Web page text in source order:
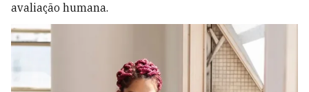
avaliação humana.